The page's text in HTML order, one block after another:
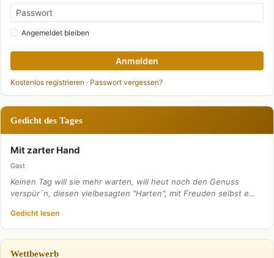
Angemeldet bleiben
Anmelden
Kostenlos registrieren · Passwort vergessen?
Gedicht des Tages
Mit zarter Hand
Gast
Keinen Tag will sie mehr warten, will heut noch den Genuss
verspür´n, diesen vielbesagten "Harten", mit Freuden selbst e…
Gedicht lesen
Wettbewerb